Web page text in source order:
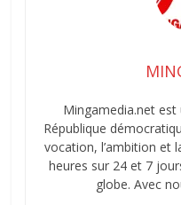
Mingamedia.net est
République
vocation, l’ambition et
heures sur 24 et 7
globe. Avec